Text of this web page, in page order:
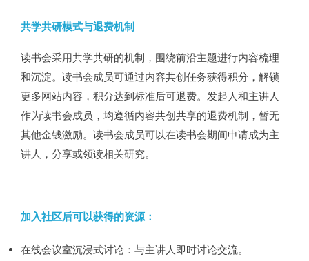
共学共研模式与退费机制
读书会采用共学共研的机制，围绕前沿主题进行内容梳理
和沉淀。读书会成员可通过内容共创任务获得积分，解锁
更多网站内容，积分达到标准后可退费。发起人和主讲人
作为读书会成员，均遵循内容共创共享的退费机制，暂无
其他金钱激励。读书会成员可以在读书会期间申请成为主
讲人，分享或领读相关研究。
加入社区后可以获得的资源：
在线会议室沉浸式讨论：与主讲人即时讨论交流。